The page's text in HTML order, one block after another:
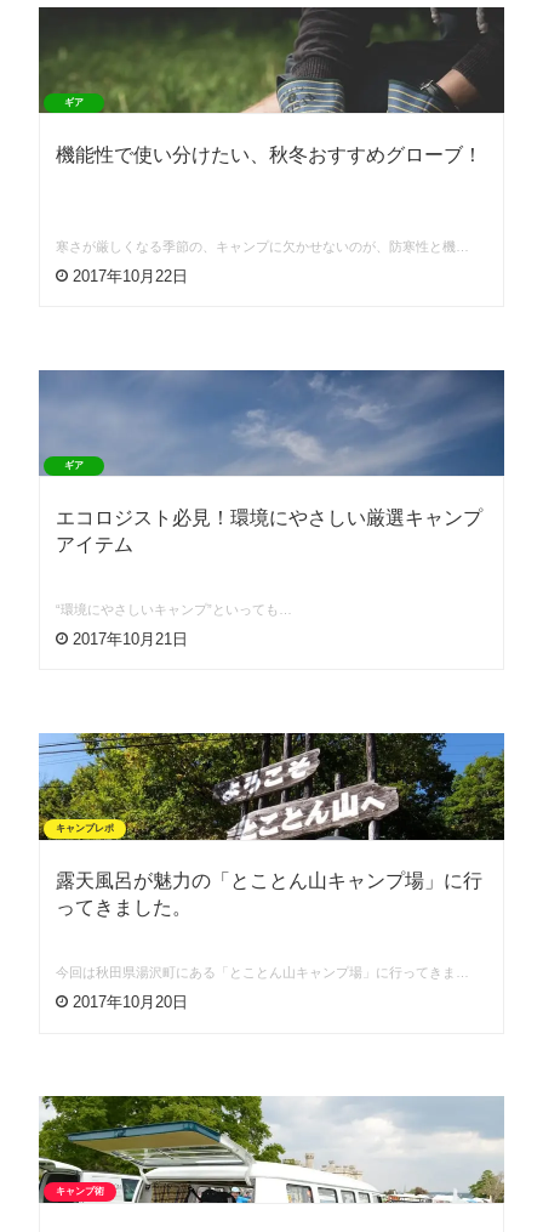
ギア
機能性で使い分けたい、秋冬おすすめグローブ！
寒さが厳しくなる季節の、キャンプに欠かせないのが、防寒性と機…
2017年10月22日
ギア
エコロジスト必見！環境にやさしい厳選キャンプ
アイテム
“環境にやさしいキャンプ”といっても…
2017年10月21日
キャンプレポ
露天風呂が魅力の「とことん山キャンプ場」に行
ってきました。
今回は秋田県湯沢町にある「とことん山キャンプ場」に行ってきま…
2017年10月20日
キャンプ術